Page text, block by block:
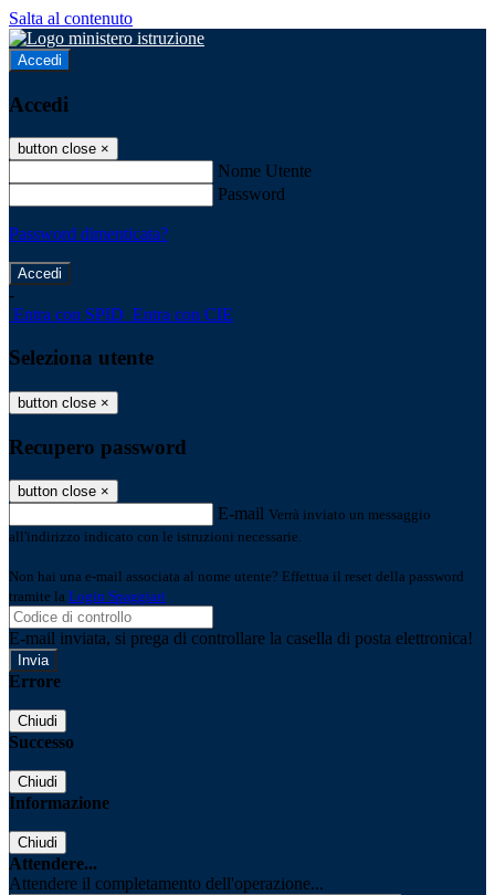
Salta al contenuto
Accedi
Accedi
button close ×
Nome Utente
Password
Password dimenticata?
-
Entra con SPID Entra con CIE
Seleziona utente
button close ×
Recupero password
button close ×
E-mail Verrà inviato un messaggio
all'indirizzo indicato con le istruzioni necessarie.
Non hai una e-mail associata al nome utente? Effettua il reset della password
tramite la Login Spaggiari
E-mail inviata, si prega di controllare la casella di posta elettronica!
Errore
Chiudi
Successo
Chiudi
Informazione
Chiudi
Attendere...
Attendere il completamento dell'operazione...